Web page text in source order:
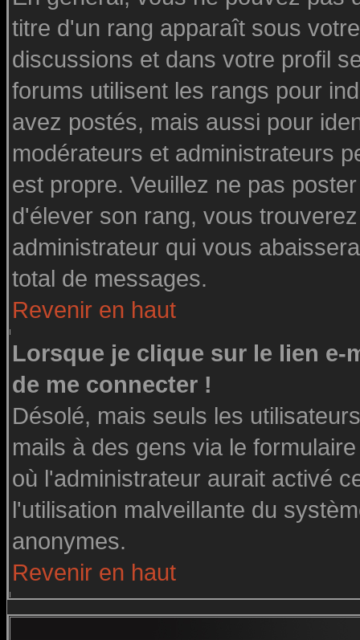
titre d'un rang apparaît sous
discussions et dans votre profil
forums utilisent les rangs pour
avez postés, mais aussi pour
modérateurs et administrateurs
est propre. Veuillez ne pas
d'élever son rang, vous
administrateur qui vous
total de messages.
Revenir en haut
Lorsque je clique sur le lien e-
de me connecter !
Désolé, mais seuls les
mails à des gens via le
où l'administrateur aurait activé
l'utilisation malveillante du
anonymes.
Revenir en haut